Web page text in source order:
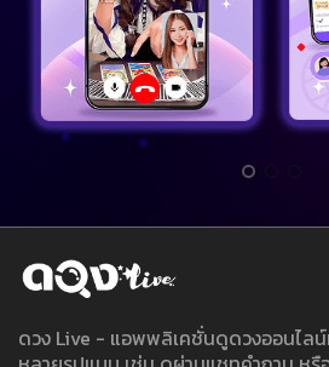
ดวง Live - แอพพลิเคชั่นดูดวงออนไล